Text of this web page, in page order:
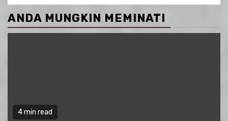
ANDA MUNGKIN MEMINATI
4 min read